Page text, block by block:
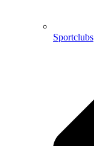
Sportclubs